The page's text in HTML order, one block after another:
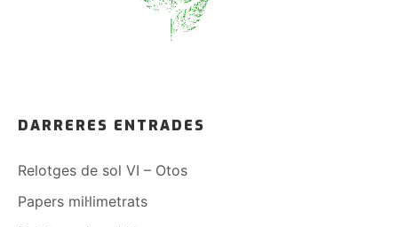
DARRERES ENTRADES
Relotges de sol VI – Otos
Papers mil·limetrats